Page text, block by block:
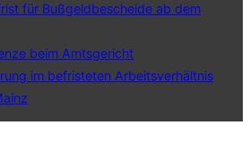
für Bußgeldbescheide ab dem
beim Amtsgericht
im befristeten Arbeitsverhältnis